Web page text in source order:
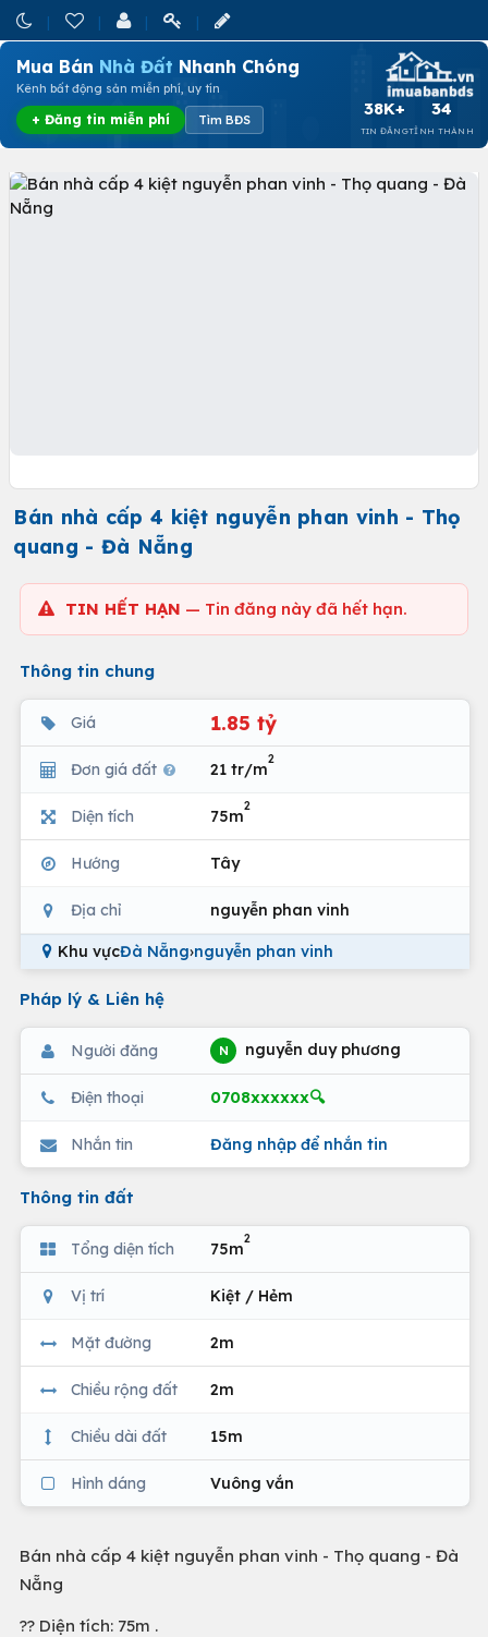
Mua Bán Nhà Đất Nhanh Chóng
Kênh bất động sản miễn phí, uy tín
+ Đăng tin miễn phí Tìm BĐS
38K+
TIN ĐĂNG
34
TỈNH THÀNH
Bán nhà cấp 4 kiệt nguyễn phan vinh - Thọ
quang - Đà Nẵng
TIN HẾT HẠN — Tin đăng này đã hết hạn.
Thông tin chung
Giá 1.85 tỷ
Đơn giá đất 21 tr/m
2
Diện tích 75m
2
Hướng Tây
Địa chỉ nguyễn phan vinh
Khu vựcĐà Nẵng›nguyễn phan vinh
Pháp lý & Liên hệ
Người đăng N nguyễn duy phương
Điện thoại 0708xxxxxx🔍
Nhắn tin Đăng nhập để nhắn tin
Thông tin đất
Tổng diện tích 75m
2
Vị trí Kiệt / Hẻm
Mặt đường 2m
Chiều rộng đất 2m
Chiều dài đất 15m
Hình dáng Vuông vắn
Bán nhà cấp 4 kiệt nguyễn phan vinh - Thọ quang - Đà
Nẵng
?? Diện tích: 75m .